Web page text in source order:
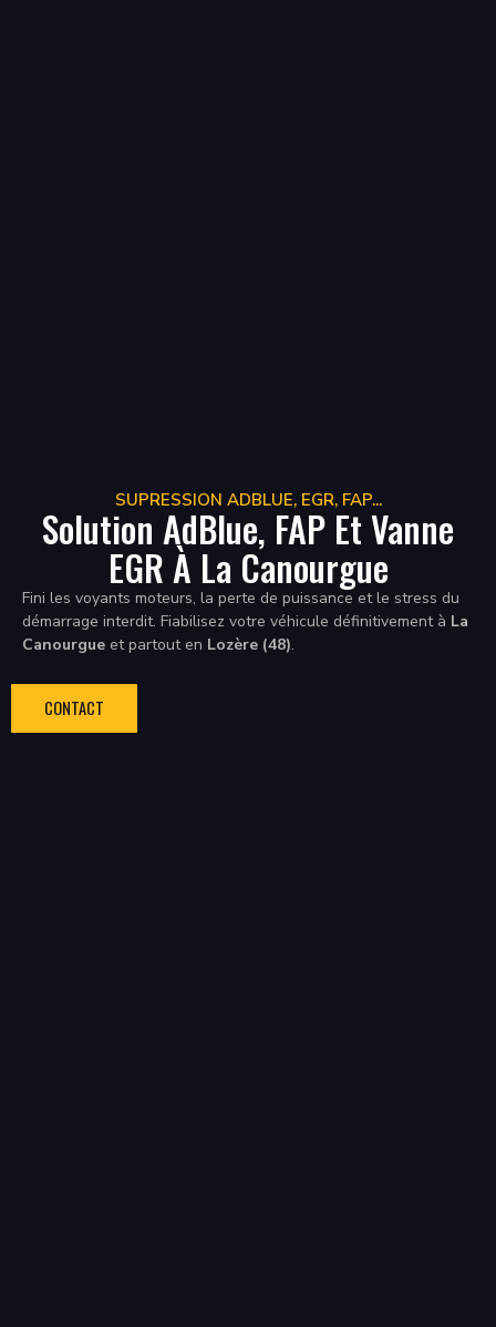
SUPRESSION ADBLUE, EGR, FAP...
Solution AdBlue, FAP Et Vanne
EGR À La Canourgue
Fini les voyants moteurs, la perte de puissance et le stress du
démarrage interdit. Fiabilisez votre véhicule définitivement à La
Canourgue et partout en Lozère (48).
CONTACT